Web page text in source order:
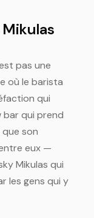
pas une
où le barista
qui
bar qui prend
son
eux —
Mikulas qui
les gens qui y